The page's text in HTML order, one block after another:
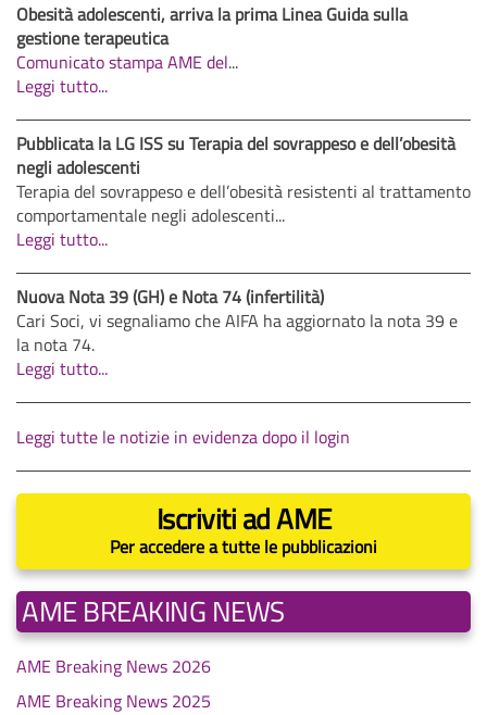
Obesità adolescenti, arriva la prima Linea Guida sulla
gestione terapeutica
Comunicato stampa AME del...
Leggi tutto...
Pubblicata la LG ISS su Terapia del sovrappeso e dell’obesità
negli adolescenti
Terapia del sovrappeso e dell’obesità resistenti al trattamento
comportamentale negli adolescenti...
Leggi tutto...
Nuova Nota 39 (GH) e Nota 74 (infertilità)
Cari Soci, vi segnaliamo che AIFA ha aggiornato la nota 39 e
la nota 74.
Leggi tutto...
Leggi tutte le notizie in evidenza dopo il login
Iscriviti ad AME
Per accedere a tutte le pubblicazioni
AME BREAKING NEWS
AME Breaking News 2026
AME Breaking News 2025